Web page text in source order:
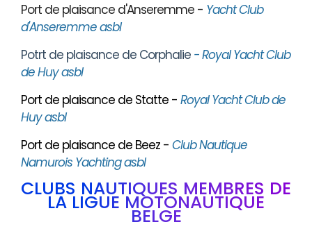
Port de plaisance d'Anseremme - Yacht Club
d'Anseremme asbl
Potrt de plaisance de Corphalie - Royal Yacht Club
de Huy asbl
Port de plaisance de Statte - Royal Yacht Club de
Huy asbl
Port de plaisance de Beez - Club Nautique
Namurois Yachting asbl
CLUBS NAUTIQUES MEMBRES DE
LA LIGUE MOTONAUTIQUE
BELGE